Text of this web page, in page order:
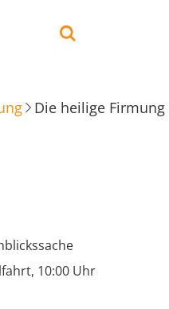
Die heilige
10:00 Uhr